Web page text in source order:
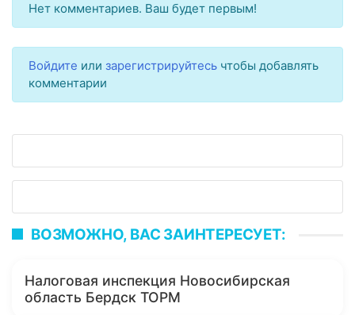
Нет комментариев. Ваш будет первым!
Войдите или зарегистрируйтесь чтобы добавлять
комментарии
ВОЗМОЖНО, ВАС ЗАИНТЕРЕСУЕТ:
Налоговая инспекция Новосибирская
область Бердск ТОРМ